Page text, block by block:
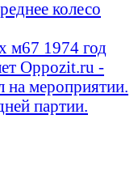
колесо
м67 1974 год
Oppozit.ru -
на мероприятии.
партии.